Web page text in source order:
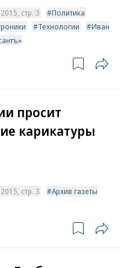
стр. 3
Политика
Технологии
Иван
просит
карикатуры
стр. 3
Архив газеты